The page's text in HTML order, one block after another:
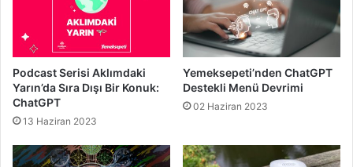
Podcast Serisi Aklımdaki
Yarın’da Sıra Dışı Bir Konuk:
ChatGPT
13 Haziran 2023
Yemeksepeti’nden ChatGPT
Destekli Menü Devrimi
02 Haziran 2023